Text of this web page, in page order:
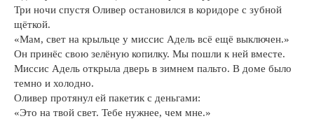
Три ночи спустя Оливер остановился в коридоре с зубной
щёткой.
«Мам, свет на крыльце у миссис Адель всё ещё выключен.»
Он принёс свою зелёную копилку. Мы пошли к ней вместе.
Миссис Адель открыла дверь в зимнем пальто. В доме было
темно и холодно.
Оливер протянул ей пакетик с деньгами:
«Это на твой свет. Тебе нужнее, чем мне.»